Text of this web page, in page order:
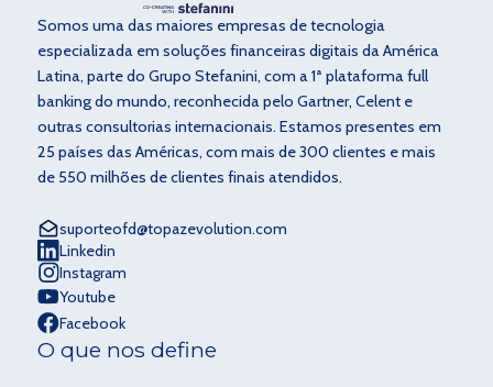
Somos uma das maiores empresas de tecnologia
especializada em soluções financeiras digitais da América
Latina, parte do Grupo Stefanini, com a 1ª plataforma full
banking do mundo, reconhecida pelo Gartner, Celent e
outras consultorias internacionais. Estamos presentes em
25 países das Américas, com mais de 300 clientes e mais
de 550 milhões de clientes finais atendidos.
suporteofd@topazevolution.com
Linkedin
Instagram
Youtube
Facebook
O que nos define